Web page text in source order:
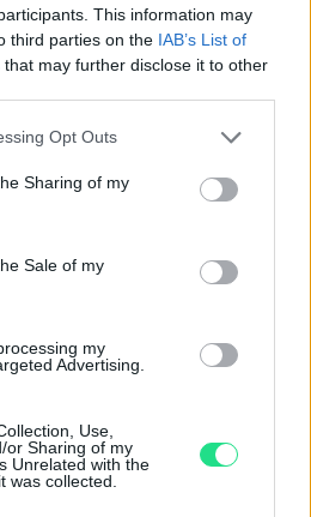
This information may
third parties on the IAB’s List of
that may further disclose it to other
app uses one or more Google
behaviour. You may click to
and its third-party tags to
purposes in below Google
Opt Outs
Sharing of my
Sale of my
my
Advertising.
Use,
or Sharing of my
Unrelated with the
was collected.
prodotti usati, verificati dal
ordini superiori a 150 euro.
la nostra
Guida
richiedere maggiori
o prenotare una